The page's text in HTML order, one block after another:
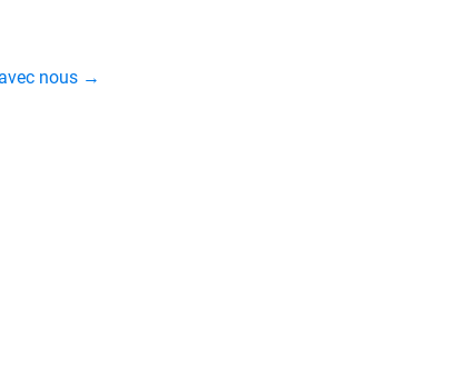
nous →